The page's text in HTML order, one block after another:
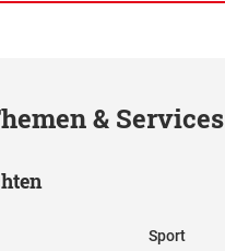
& Services
Sport